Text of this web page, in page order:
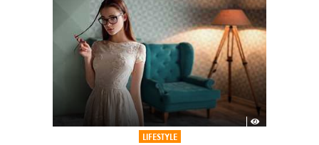
LIFESTYLE